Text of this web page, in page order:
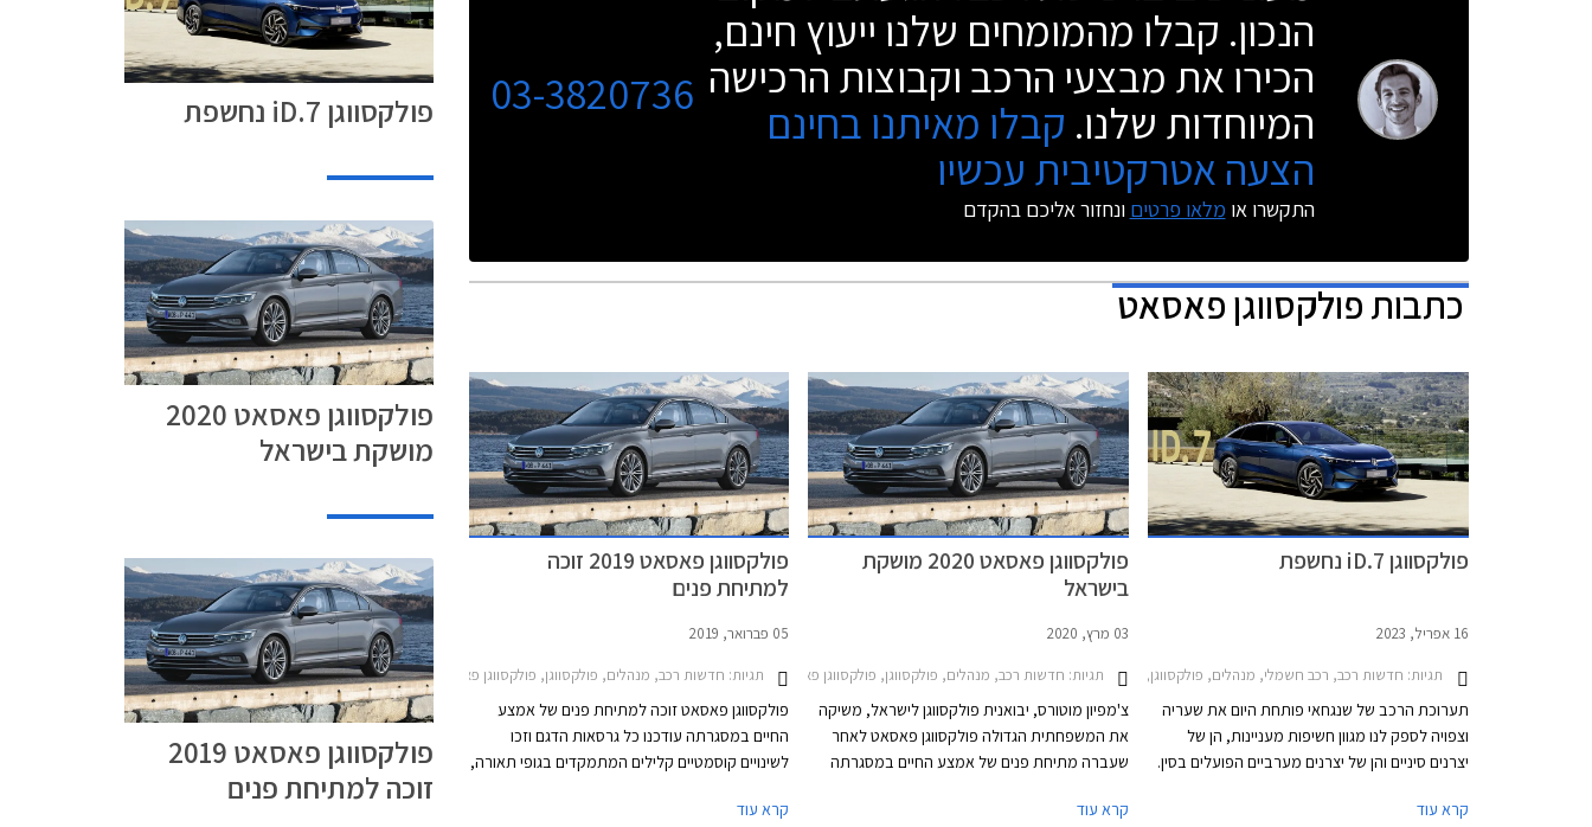
הנכון. קבלו מהמומחים שלנו ייעוץ חינם,
הכירו את מבצעי הרכב וקבוצות הרכישה
המיוחדות שלנו. קבלו מאיתנו בחינם
הצעה אטרקטיבית עכשיו
התקשרו או מלאו פרטים ונחזור אליכם בהקדם
03-3820736
כתבותפולקסווגן פאסאט
פולקסווגן iD.7 נחשפת
16 אפריל, 2023
תגיות: חדשות רכב, רכב חשמלי, מנהלים, פולקסווגן, פולקסווגן פאסאט 2020-2022, פולקסווגן ID.7 2024-2025, פולקסווגן iD.7רכב חשמלי עתידי
תערוכת הרכב של שנגחאי פותחת היום את שעריה
וצפויה לספק לנו מגוון חשיפות מעניינות, הן של
יצרנים סיניים והן של יצרנים מערביים הפועלים בסין.
קרא עוד
פולקסווגן פאסאט 2020 מושקת
בישראל
03 מרץ, 2020
תגיות: חדשות רכב, מנהלים, פולקסווגן, פולקסווגן פאסאט 2015-2019, פולקסווגן פאסאט 2020-2022מחירון רכב
צ'מפיון מוטורס, יבואנית פולקסווגן לישראל, משיקה
את המשפחתית הגדולה פולקסווגן פאסאט לאחר
שעברה מתיחת פנים של אמצע החיים במסגרתה
תאורה, שבכה קדמית ופגושים בעיצוב מודרני ורענן
קרא עוד
פולקסווגן פאסאט 2019 זוכה
למתיחת פנים
05 פברואר, 2019
תגיות: חדשות רכב, מנהלים, פולקסווגן, פולקסווגן פאסאט 2015-2019פולקסווגן פאסאט 2020-2022
פולקסווגן פאסאט זוכה למתיחת פנים של אמצע
החיים במסגרתה עודכנו כל גרסאות הדגם וזכו
לשינויים קוסמטיים קלילים המתמקדים בגופי תאורה,
קרא עוד
פולקסווגן iD.7 נחשפת
פולקסווגן פאסאט 2020
מושקת בישראל
פולקסווגן פאסאט 2019
זוכה למתיחת פנים